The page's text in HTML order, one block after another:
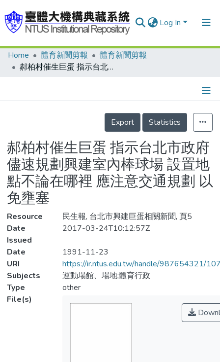
Log In
Communities & Collections
Statistics
Home 體育新聞剪報
體育新聞剪報
郝柏村催生巨蛋 指示台北市政府儘速規劃興建室內棒球場 設置地點不論在哪裡 應注意交通規劃 以免壅塞
Details
Export
Statistics
郝柏村催生巨蛋 指示台北市政府
儘速規劃興建室內棒球場 設置地
點不論在哪裡 應注意交通規劃 以
免壅塞
Resource
民生報, 台北市興建巨蛋相關新聞, 頁5
Date
Issued
2017-03-24T10:12:57Z
Date
1991-11-23
URI
https://ir.ntus.edu.tw/handle/987654321/
Subjects
運動場館、場地;體育行政
Type
other
File(s)